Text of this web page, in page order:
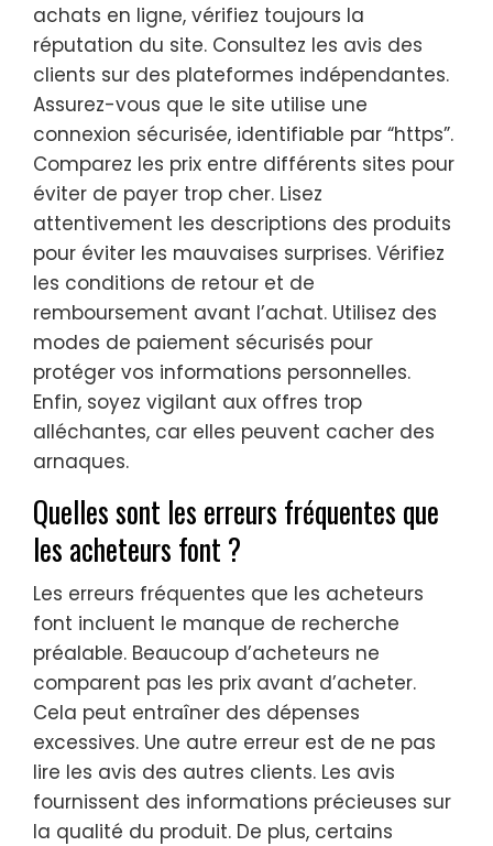
achats en ligne, vérifiez toujours la
réputation du site. Consultez les avis des
clients sur des plateformes indépendantes.
Assurez-vous que le site utilise une
connexion sécurisée, identifiable par “https”.
Comparez les prix entre différents sites pour
éviter de payer trop cher. Lisez
attentivement les descriptions des produits
pour éviter les mauvaises surprises. Vérifiez
les conditions de retour et de
remboursement avant l’achat. Utilisez des
modes de paiement sécurisés pour
protéger vos informations personnelles.
Enfin, soyez vigilant aux offres trop
alléchantes, car elles peuvent cacher des
arnaques.
Quelles sont les erreurs fréquentes que
les acheteurs font ?
Les erreurs fréquentes que les acheteurs
font incluent le manque de recherche
préalable. Beaucoup d’acheteurs ne
comparent pas les prix avant d’acheter.
Cela peut entraîner des dépenses
excessives. Une autre erreur est de ne pas
lire les avis des autres clients. Les avis
fournissent des informations précieuses sur
la qualité du produit. De plus, certains